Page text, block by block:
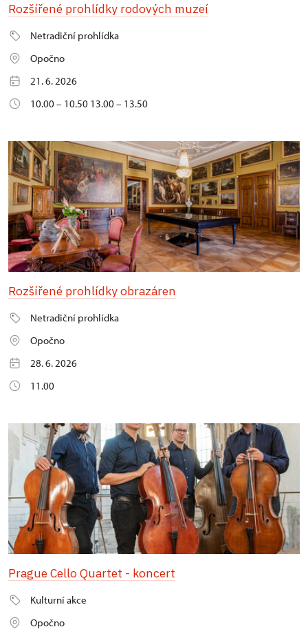
Rozšířené prohlídky rodových muzeí
Netradiční prohlídka
Opočno
21. 6. 2026
10.00 – 10.50 13.00 – 13.50
Rozšířené prohlídky obrazáren
Netradiční prohlídka
Opočno
28. 6. 2026
11.00
Prague Cello Quartet - koncert
Kulturní akce
Opočno